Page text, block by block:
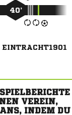
40’
EINTRACHT1901
VEREIN,
INDEM DU